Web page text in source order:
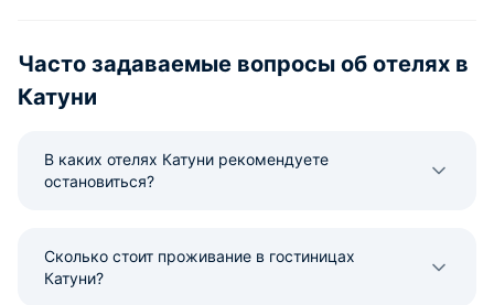
Часто задаваемые вопросы об отелях в
Катуни
В каких отелях Катуни рекомендуете
остановиться?
Сколько стоит проживание в гостиницах
Катуни?